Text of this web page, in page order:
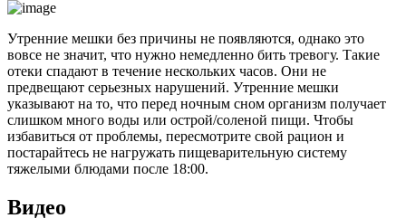
Утренние мешки без причины не появляются, однако это
вовсе не значит, что нужно немедленно бить тревогу. Такие
отеки спадают в течение нескольких часов. Они не
предвещают серьезных нарушений. Утренние мешки
указывают на то, что перед ночным сном организм получает
слишком много воды или острой/соленой пищи. Чтобы
избавиться от проблемы, пересмотрите свой рацион и
постарайтесь не нагружать пищеварительную систему
тяжелыми блюдами после 18:00.
Видео